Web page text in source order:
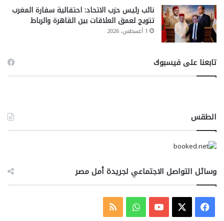
نائب رئيس حزب الاتحاد: احتفالية سفارة المغرب
تتويج لعمق العلاقات بين القاهرة والرباط
1 أغسطس، 2026
تابعنا على فيسبوك
الطقس
وسائل التواصل الاجتماعي لجريدة أمل مصر
فيسبوك ‫YouTubeواتسابملخص